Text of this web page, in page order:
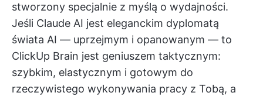
stworzony specjalnie z myślą o wydajności.
Jeśli Claude AI jest eleganckim dyplomatą
świata AI — uprzejmym i opanowanym — to
ClickUp Brain jest geniuszem taktycznym:
szybkim, elastycznym i gotowym do
rzeczywistego wykonywania pracy z Tobą, a